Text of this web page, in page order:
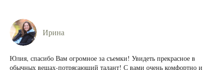
Ирина
Юлия, спасибо Вам огромное за съемки! Увидеть прекрасное в
обычных вещах-потрясающий талант! С вами очень комфортно и